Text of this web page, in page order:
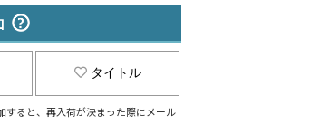
タイトル
ると、再入荷が決まった際にメール